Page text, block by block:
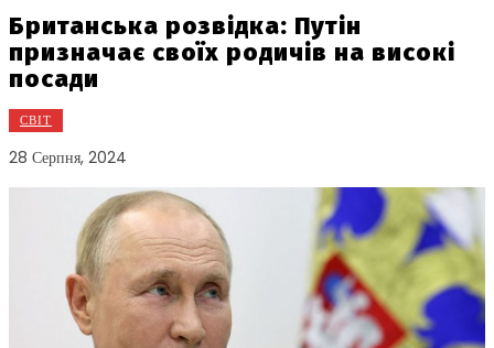
Британська розвідка: Путін
призначає своїх родичів на високі
посади
СВІТ
28 Серпня, 2024